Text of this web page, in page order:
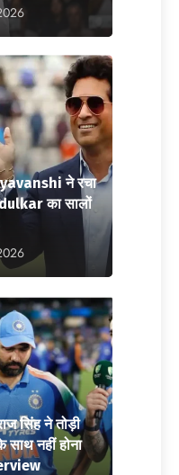
ने रचा
का सालों
सिंह ने तोड़ी
साथ नहीं होना